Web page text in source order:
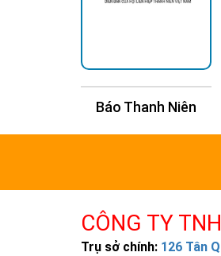
Báo Thanh Niên
CÔNG TY
Trụ sở chính: 126 Tân